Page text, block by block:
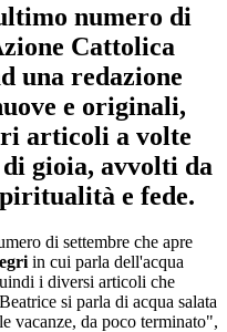
numero di
Cattolica
una redazione
e originali,
articoli a volte
gioia, avvolti da
e fede.
di settembre che apre
in cui parla dell'acqua
i diversi articoli che
si parla di acqua salata
vacanze, da poco terminato",